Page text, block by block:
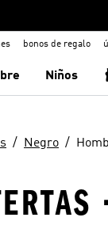
bonos de regalo
Niños
Negro